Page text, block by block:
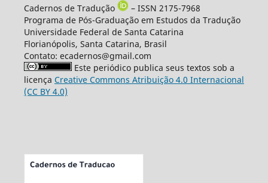
Cadernos de Tradução
– ISSN 2175-7968
Programa de Pós-Graduação em Estudos da Tradução
Universidade Federal de Santa Catarina
Florianópolis, Santa Catarina, Brasil
Contato: ecadernos@gmail.com
Este periódico publica seus textos sob a
licença Creative Commons Atribuição 4.0 Internacional
(CC BY 4.0)